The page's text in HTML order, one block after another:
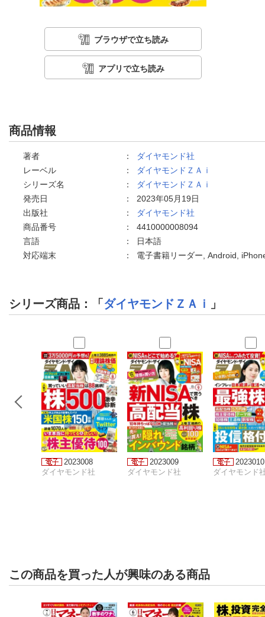
ブラウザで立ち読み
アプリで立ち読み
商品情報
著者 ：
ダイヤモンド社
レーベル
：
ダイヤモンドＺＡｉ
シリーズ名
：
ダイヤモンドＺＡｉ
発売日
： 2023年05月19日
出版社
：
ダイヤモンド社
商品番号
： 4410000008094
言語
：
日本語
対応端末
： 電子書籍リーダー, Android,
シリーズ商品：「ダイヤモンドＺＡｉ 」
2023008
ダイヤモンド社
2023009
ダイヤモンド社
2023010
ダイヤモンド
この商品を買った人が興味のある商品